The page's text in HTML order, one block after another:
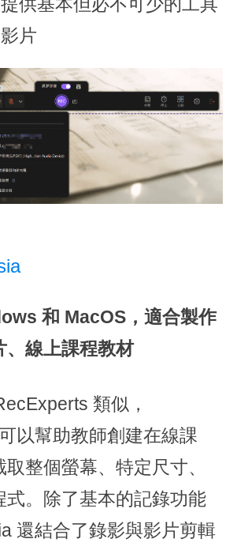
提供基本但必不可少的工具
片
和 MacOS，適合製作
、線上課程教材
類似，
以幫助教師創建在線課
整個螢幕、特定尺寸、
式。除了基本的記錄功能
還結合了錄影與影片剪輯